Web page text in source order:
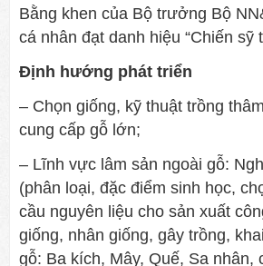
Bằng khen của Bộ trưởng Bộ
cá nhân đạt danh hiệu “Chiến sỹ
Định hướng phát triển
– Chọn giống, kỹ thuật trồng
cung cấp gỗ lớn;
– Lĩnh vực lâm sản ngoài gỗ:
(phân loại, đặc điểm sinh học,
cầu nguyên liệu cho sản xuất
giống, nhân giống, gây trồng,
gỗ: Ba kích, Mây, Quế, Sa